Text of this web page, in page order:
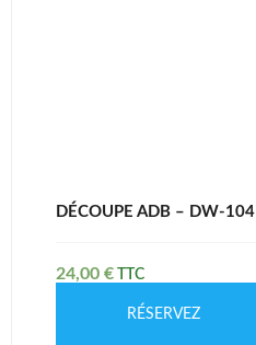
DÉCOUPE ADB – DW-104
24,00 €
RÉSERVEZ